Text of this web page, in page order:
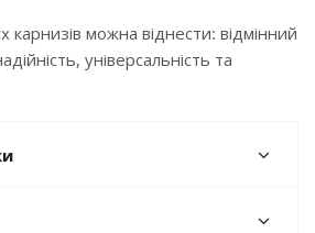
карнизів можна віднести: відмінний
універсальність та